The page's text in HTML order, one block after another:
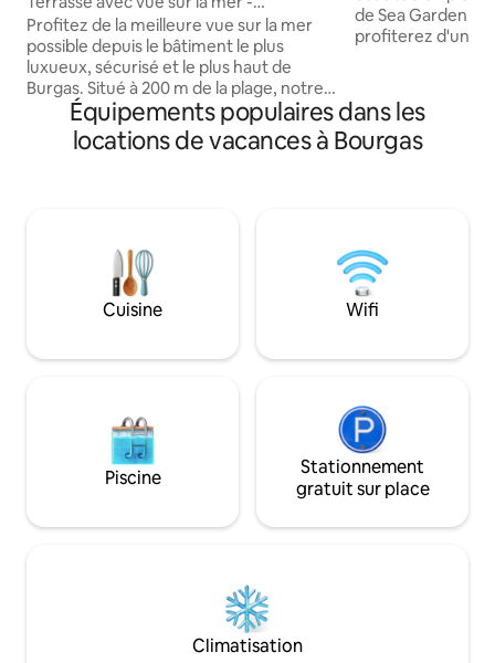
appartement central de luxe à 200 m de
la plage
Profitez de la meilleure vue sur la mer
possible depuis le bâtiment le plus
luxueux, sécurisé et le plus haut de
Burgas. Situé à 200 m de la plage, notre
appartement entièrement équipé,
climatisé, 2 chambres, peut accueillir
confortablement 5 personnes et
passer un merveilleux sommeil et un
passe-temps mémorable. Notre joyau
du centre-ville est à seulement 400 m
de la rue principale, facilement
des gares et des stations de bus.
de Sea Garden
profiterez d'une
séjour agréable.
et les familles.
délicieux
beauté et de
répondre à
avons hâte de
Équipements populaires dans les
locations de vacances à Bourgas
Cuisine Wifi
Piscine
Stationnement
gratuit sur place
Climatisation